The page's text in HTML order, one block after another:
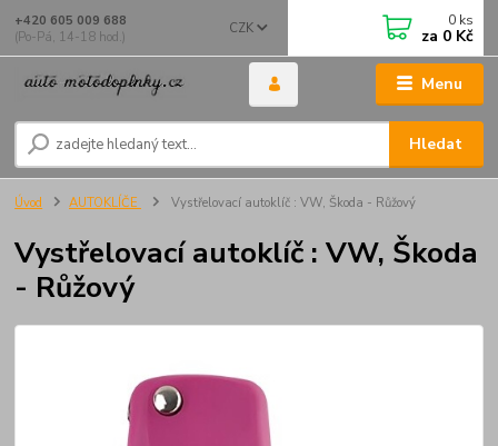
Menu
CZK
Hledat
+420 605 009 688
(Po-Pá, 14-18 hod.)
0 ks
za 0 Kč
Úvod AUTOKLÍČE Vystřelovací autoklíč : VW, Škoda - Růžový
Vystřelovací autoklíč : VW, Škoda
- Růžový